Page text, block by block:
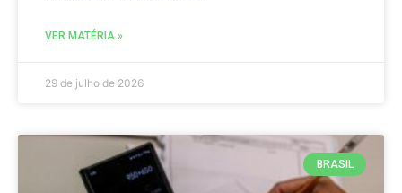
VER MATÉRIA »
29 de julho de 2026
BRASIL